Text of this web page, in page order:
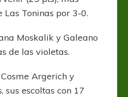
Las Toninas por 3-0.
Moskalik y Galeano
de las violetas.
Argerich y
sus escoltas con 17